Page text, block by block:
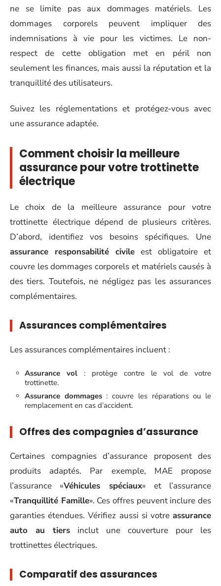
ne se limite pas aux dommages matériels. Les
dommages corporels peuvent impliquer des
indemnisations à vie pour les victimes. Le non-
respect de cette obligation met en péril non
seulement les finances, mais aussi la réputation et la
tranquillité des utilisateurs.
Suivez les réglementations et protégez-vous avec
une assurance adaptée.
Comment choisir la meilleure
assurance pour votre trottinette
électrique
Le choix de la meilleure assurance pour votre
trottinette électrique dépend de plusieurs critères.
D’abord, identifiez vos besoins spécifiques. Une
assurance responsabilité civile est obligatoire et
couvre les dommages corporels et matériels causés à
des tiers. Toutefois, ne négligez pas les assurances
complémentaires.
Assurances complémentaires
Les assurances complémentaires incluent :
Assurance vol : protège contre le vol de votre
trottinette.
Assurance dommages: couvre les réparations ou le
remplacement en cas d’accident.
Offres des compagnies d’assurance
Certaines compagnies d’assurance proposent des
produits adaptés. Par exemple, MAE propose
l’assurance «Véhicules spéciaux» et l’assurance
«Tranquillité Famille». Ces offres peuvent inclure des
garanties étendues. Vérifiez aussi si votre assurance
auto au tiers inclut une couverture pour les
trottinettes électriques.
Comparatif des assurances